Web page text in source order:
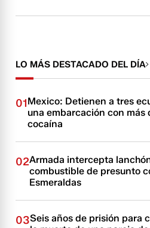
LO MÁS DESTACADO DEL DÍA
01Mexico: Detienen a tres
una embarcación con más
cocaína
02Armada intercepta
combustible de presunto
Esmeraldas
03Seis años de prisión para